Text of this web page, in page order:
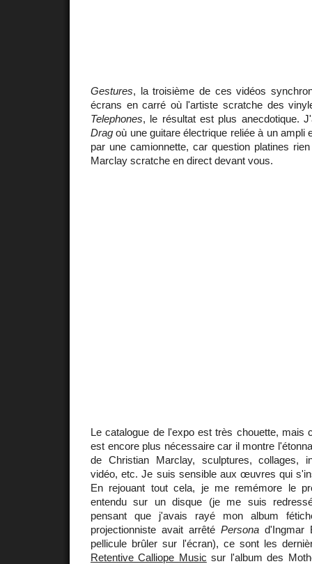
Gestures, la troisième de ces vidéos
écrans en carré où l'artiste scratche des
Telephones, le résultat est plus anecdotique.
Drag où une guitare électrique reliée à un ampli
par une camionnette, car question platines
Marclay scratche en direct devant vous.
Le catalogue de l'expo est très chouette, mais
est encore plus nécessaire car il montre
de Christian Marclay, sculptures, collages,
vidéo, etc. Je suis sensible aux œuvres qui
En rejouant tout cela, je me remémore le
entendu sur un disque (je me suis
pensant que j'avais rayé mon album
projectionniste avait arrêté Persona d'Ingmar
pellicule brûler sur l'écran), ce sont les
Retentive Calliope Music sur l'album des